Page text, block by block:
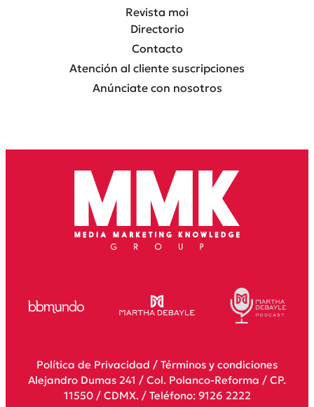
Revista moi
Directorio
Contacto
Atención al cliente suscripciones
Anúnciate con nosotros
Política de Privacidad / Términos y condiciones
Alejandro Dumas 241 / Col. Polanco-Reforma / CP.
11550 / CDMX. / Teléfono: 9126 2222